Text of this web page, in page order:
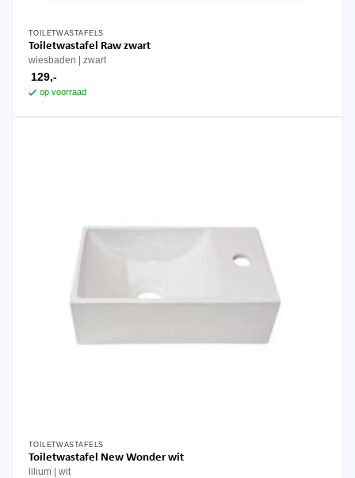
TOILETWASTAFELS
Toiletwastafel Raw zwart
wiesbaden zwart
129,-
op voorraad
Dit
product
meerdere
productpagina
TOILETWASTAFELS
Toiletwastafel New Wonder wit
lilium wit
Dit
product